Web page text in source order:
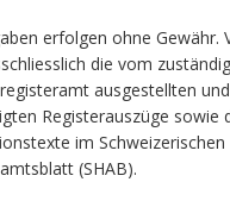
erfolgen ohne Gewähr.
die vom
ausgestellten und
Registerauszüge sowie
im Schweizerischen
(SHAB).